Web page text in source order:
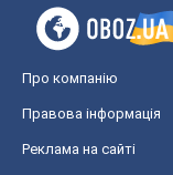
Про компанію
Правова інформація
Реклама на сайті